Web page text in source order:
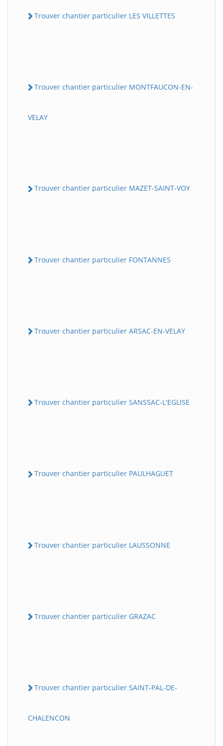
Trouver chantier particulier LES VILLETTES
Trouver chantier particulier MONTFAUCON-EN-
VELAY
Trouver chantier particulier MAZET-SAINT-VOY
Trouver chantier particulier FONTANNES
Trouver chantier particulier ARSAC-EN-VELAY
Trouver chantier particulier SANSSAC-L'EGLISE
Trouver chantier particulier PAULHAGUET
Trouver chantier particulier LAUSSONNE
Trouver chantier particulier GRAZAC
Trouver chantier particulier SAINT-PAL-DE-
CHALENCON